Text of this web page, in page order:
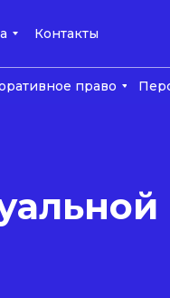
Контакты
право